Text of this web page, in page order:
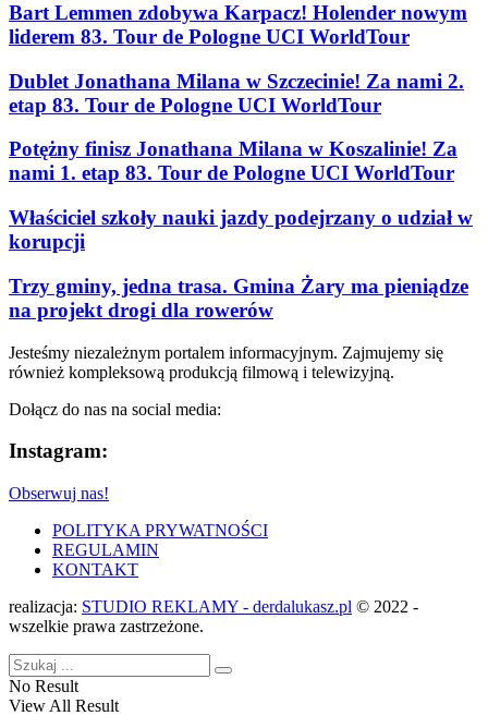
Bart Lemmen zdobywa Karpacz! Holender nowym
liderem 83. Tour de Pologne UCI WorldTour
Dublet Jonathana Milana w Szczecinie! Za nami 2.
etap 83. Tour de Pologne UCI WorldTour
Potężny finisz Jonathana Milana w Koszalinie! Za
nami 1. etap 83. Tour de Pologne UCI WorldTour
Właściciel szkoły nauki jazdy podejrzany o udział w
korupcji
Trzy gminy, jedna trasa. Gmina Żary ma pieniądze
na projekt drogi dla rowerów
Jesteśmy niezależnym portalem informacyjnym. Zajmujemy się
również kompleksową produkcją filmową i telewizyjną.
Dołącz do nas na social media:
Instagram:
Obserwuj nas!
POLITYKA PRYWATNOŚCI
REGULAMIN
KONTAKT
realizacja: STUDIO REKLAMY - derdalukasz.pl © 2022 -
wszelkie prawa zastrzeżone.
No Result
View All Result